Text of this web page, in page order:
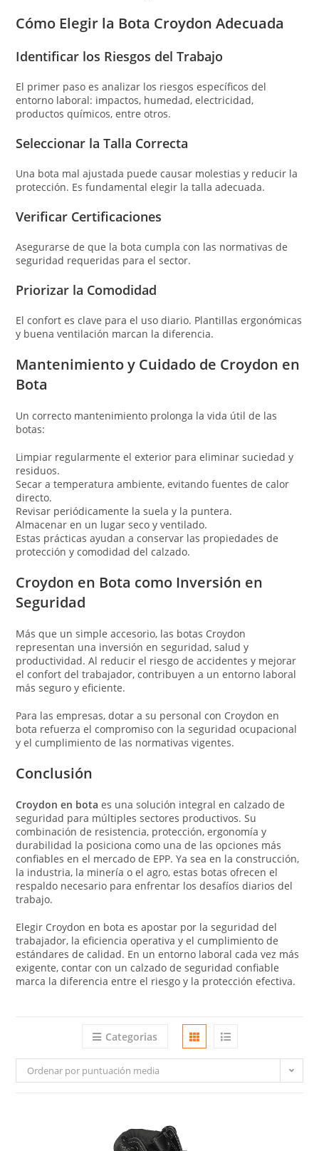
Cómo Elegir la Bota Croydon Adecuada
Identificar los Riesgos del Trabajo
El primer paso es analizar los riesgos específicos del
entorno laboral: impactos, humedad, electricidad,
productos químicos, entre otros.
Seleccionar la Talla Correcta
Una bota mal ajustada puede causar molestias y reducir la
protección. Es fundamental elegir la talla adecuada.
Verificar Certificaciones
Asegurarse de que la bota cumpla con las normativas de
seguridad requeridas para el sector.
Priorizar la Comodidad
El confort es clave para el uso diario. Plantillas ergonómicas
y buena ventilación marcan la diferencia.
Mantenimiento y Cuidado de Croydon en
Bota
Un correcto mantenimiento prolonga la vida útil de las
botas:
Limpiar regularmente el exterior para eliminar suciedad y
residuos.
Secar a temperatura ambiente, evitando fuentes de calor
directo.
Revisar periódicamente la suela y la puntera.
Almacenar en un lugar seco y ventilado.
Estas prácticas ayudan a conservar las propiedades de
protección y comodidad del calzado.
Croydon en Bota como Inversión en
Seguridad
Más que un simple accesorio, las botas Croydon
representan una inversión en seguridad, salud y
productividad. Al reducir el riesgo de accidentes y mejorar
el confort del trabajador, contribuyen a un entorno laboral
más seguro y eficiente.
Para las empresas, dotar a su personal con Croydon en
bota refuerza el compromiso con la seguridad ocupacional
y el cumplimiento de las normativas vigentes.
Conclusión
Croydon en bota es una solución integral en calzado de
seguridad para múltiples sectores productivos. Su
combinación de resistencia, protección, ergonomía y
durabilidad la posiciona como una de las opciones más
confiables en el mercado de EPP. Ya sea en la construcción,
la industria, la minería o el agro, estas botas ofrecen el
respaldo necesario para enfrentar los desafíos diarios del
trabajo.
Elegir Croydon en bota es apostar por la seguridad del
trabajador, la eficiencia operativa y el cumplimiento de
estándares de calidad. En un entorno laboral cada vez más
exigente, contar con un calzado de seguridad confiable
marca la diferencia entre el riesgo y la protección efectiva.
Categorias
Ordenar por puntuación media